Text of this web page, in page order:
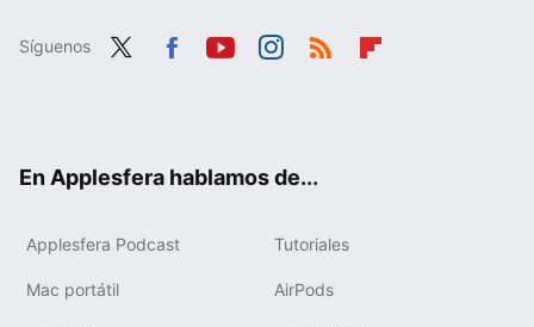
Síguenos
En Applesfera hablamos de...
Applesfera Podcast Tutoriales
Mac portátil AirPods